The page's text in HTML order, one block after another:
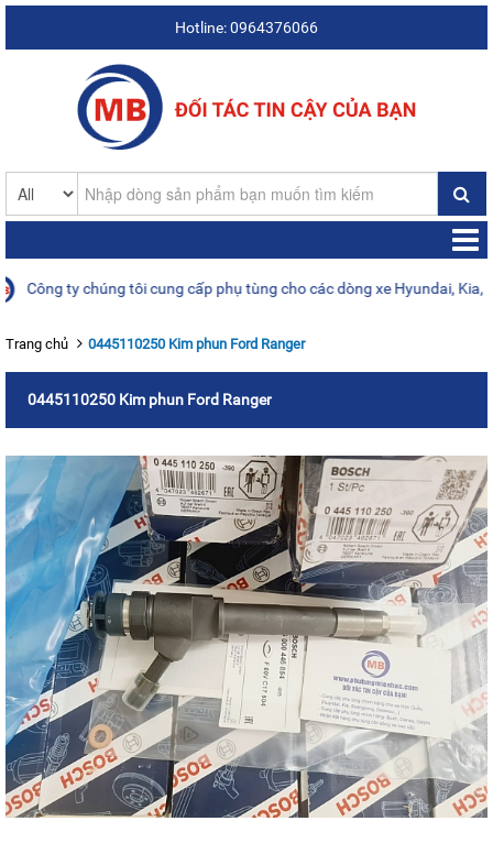
Hotline: 0964376066
ty chúng tôi cung cấp phụ tùng cho các dòng xe Hyundai, Kia,
Trang chủ 0445110250 Kim phun Ford Ranger
0445110250 Kim phun Ford Ranger